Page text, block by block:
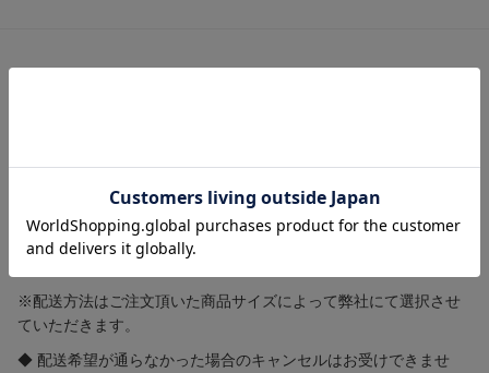
ゆうパケット 250円(規定のサイズ等の条件有)
5,500円（税込）以上お買い上げで国内送料無料！！
※配送方法はご注文頂いた商品サイズによって弊社にて選択させ
ていただきます。
◆ 配送希望が通らなかった場合のキャンセルはお受けできませ